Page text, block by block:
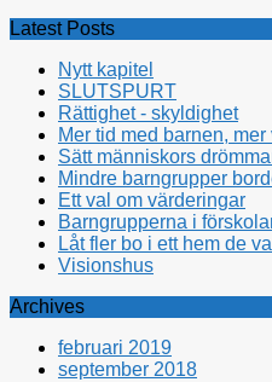
Latest Posts
Nytt kapitel
SLUTSPURT
Rättighet - skyldighet
Mer tid med barnen, mer
Sätt människors
Mindre barngrupper
Ett val om värderingar
Barngrupperna i
Låt fler bo i ett hem de
Visionshus
Archives
februari 2019
september 2018